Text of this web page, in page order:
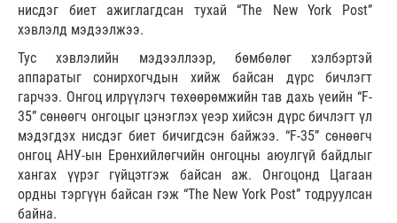
нисдэг биет ажиглагдсан тухай “The New York Post”
хэвлэлд мэдээлжээ.
Тус хэвлэлийн мэдээллээр, бөмбөлөг хэлбэртэй
аппаратыг сонирхогчдын хийж байсан дүрс бичлэгт
гарчээ. Онгоц илрүүлэгч төхөөрөмжийн тав дахь үеийн “F-
35” сөнөөгч онгоцыг цэнэглэх үеэр хийсэн дүрс бичлэгт үл
мэдэгдэх нисдэг биет бичигдсэн байжээ. “F-35” сөнөөгч
онгоц АНУ-ын Ерөнхийлөгчийн онгоцны аюулгүй байдлыг
хангах үүрэг гүйцэтгэж байсан аж. Онгоцонд Цагаан
ордны тэргүүн байсан гэж “The New York Post” тодруулсан
байна.